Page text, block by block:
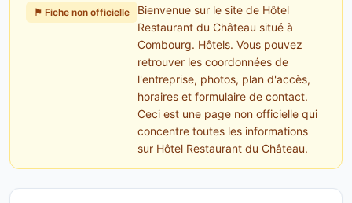
⚑ Fiche non officielle
Bienvenue sur le site de Hôtel
Restaurant du Château situé à
Combourg. Hôtels. Vous pouvez
retrouver les coordonnées de
l'entreprise, photos, plan d'accès,
horaires et formulaire de contact.
Ceci est une page non officielle qui
concentre toutes les informations
sur Hôtel Restaurant du Château.